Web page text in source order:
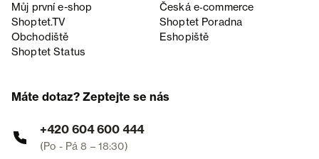
Můj první e-shop
Česká e‑commerce
Shoptet.TV
Shoptet Poradna
Obchodiště
Eshopiště
Shoptet Status
Máte dotaz? Zeptejte se nás
+420 604 600 444
(Po - Pá 8 – 18:30)